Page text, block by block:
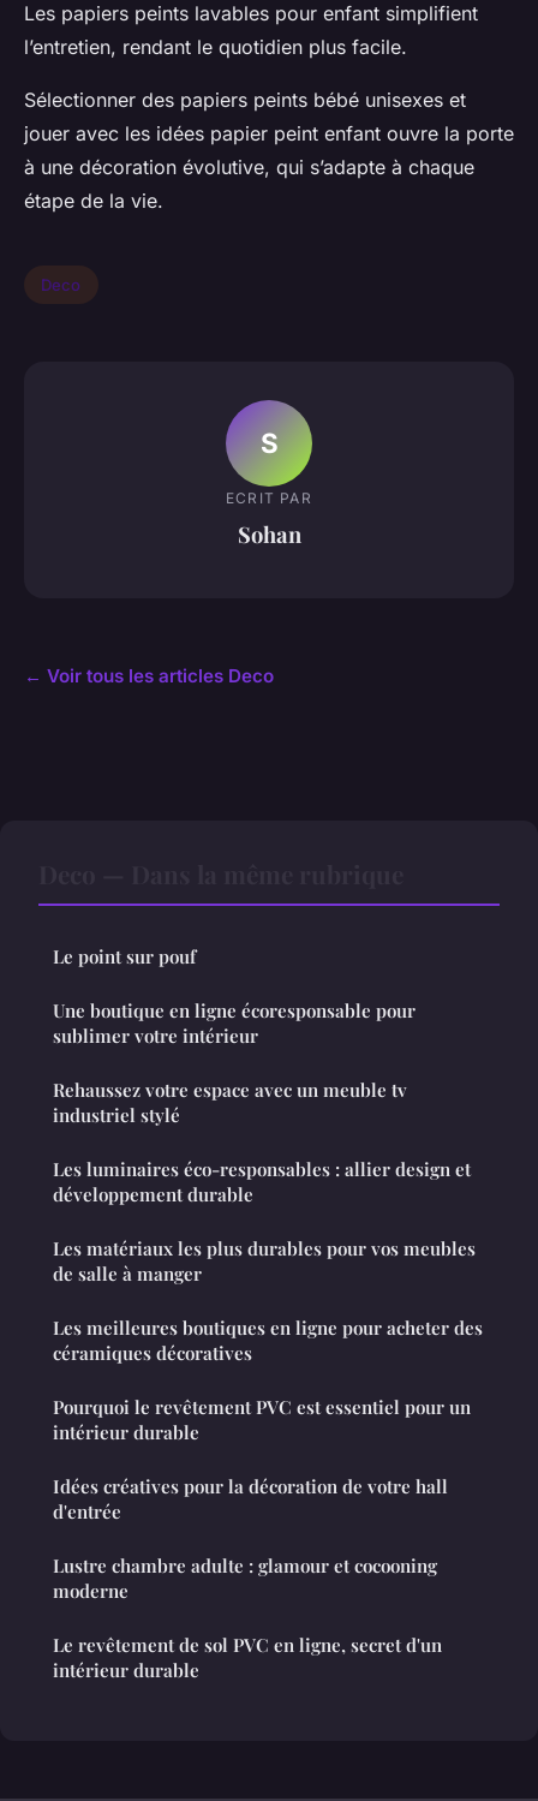
Les papiers peints lavables pour enfant simplifient
l’entretien, rendant le quotidien plus facile.
Sélectionner des papiers peints bébé unisexes et
jouer avec les idées papier peint enfant ouvre la porte
à une décoration évolutive, qui s’adapte à chaque
étape de la vie.
Deco
S
ECRIT PAR
Sohan
← Voir tous les articles Deco
Le point sur pouf
Une boutique en ligne écoresponsable pour
sublimer votre intérieur
Rehaussez votre espace avec un meuble tv
industriel stylé
Les luminaires éco-responsables : allier design et
développement durable
Les matériaux les plus durables pour vos meubles
de salle à manger
Les meilleures boutiques en ligne pour acheter des
céramiques décoratives
Pourquoi le revêtement PVC est essentiel pour un
intérieur durable
Idées créatives pour la décoration de votre hall
d'entrée
Lustre chambre adulte : glamour et cocooning
moderne
Le revêtement de sol PVC en ligne, secret d'un
intérieur durable